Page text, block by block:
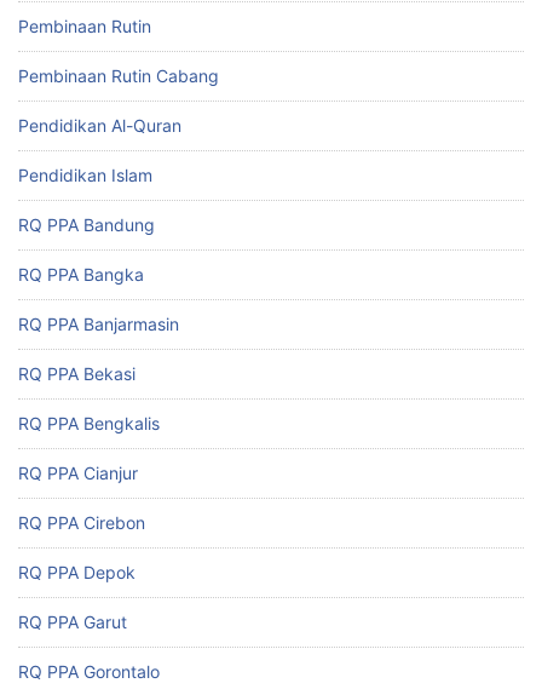
Pembinaan Rutin
Pembinaan Rutin Cabang
Pendidikan Al-Quran
Pendidikan Islam
RQ PPA Bandung
RQ PPA Bangka
RQ PPA Banjarmasin
RQ PPA Bekasi
RQ PPA Bengkalis
RQ PPA Cianjur
RQ PPA Cirebon
RQ PPA Depok
RQ PPA Garut
RQ PPA Gorontalo